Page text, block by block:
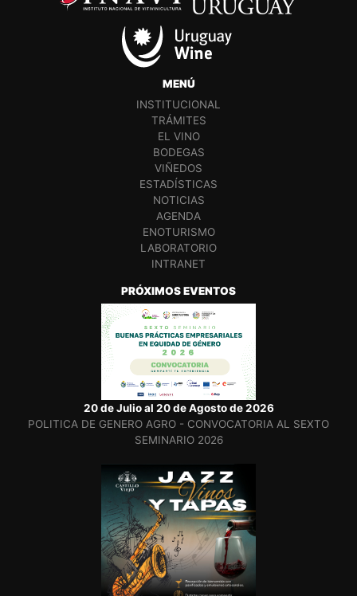
MENÚ
INSTITUCIONAL
TRÁMITES
EL VINO
BODEGAS
VIÑEDOS
ESTADÍSTICAS
NOTICIAS
AGENDA
ENOTURISMO
LABORATORIO
INTRANET
PRÓXIMOS EVENTOS
20 de Julio al 20 de Agosto de 2026
POLITICA DE GENERO AGRO - CONVOCATORIA AL SEXTO
SEMINARIO 2026